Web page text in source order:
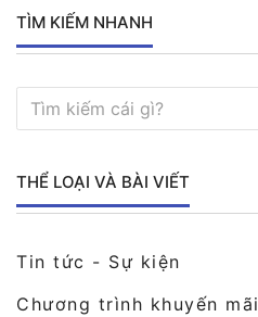
TÌM KIẾM NHANH
THỂ LOẠI VÀ BÀI VIẾT
Tin tức - Sự kiện
Chương trình khuyến mãi